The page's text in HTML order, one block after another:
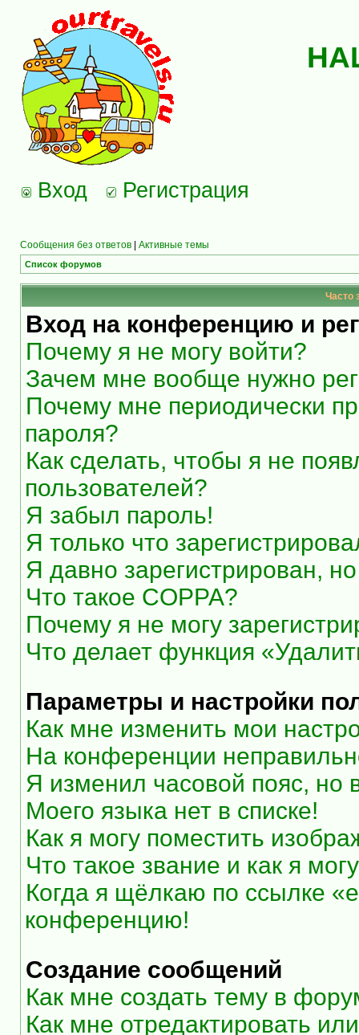
Вход Регистрация
Сообщения без ответов | Активные темы
Список форумов
Часто
Вход на конференцию и
Почему я не могу войти?
Зачем мне вообще нужно
Почему мне периодически
пароля?
Как сделать, чтобы я не
пользователей?
Я забыл пароль!
Я только что
Я давно зарегистрирован,
Что такое COPPA?
Почему я не могу
Что делает функция
Параметры и настройки
Как мне изменить мои
На конференции
Я изменил часовой пояс, но
Моего языка нет в списке!
Как я могу поместить
Что такое звание и как я
Когда я щёлкаю по ссылке
конференцию!
Создание сообщений
Как мне создать тему в
Как мне отредактировать